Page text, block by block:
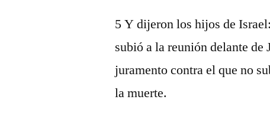
5 Y dijeron los hijos de
subió a la reunión delante de
juramento contra el que no
la muerte.